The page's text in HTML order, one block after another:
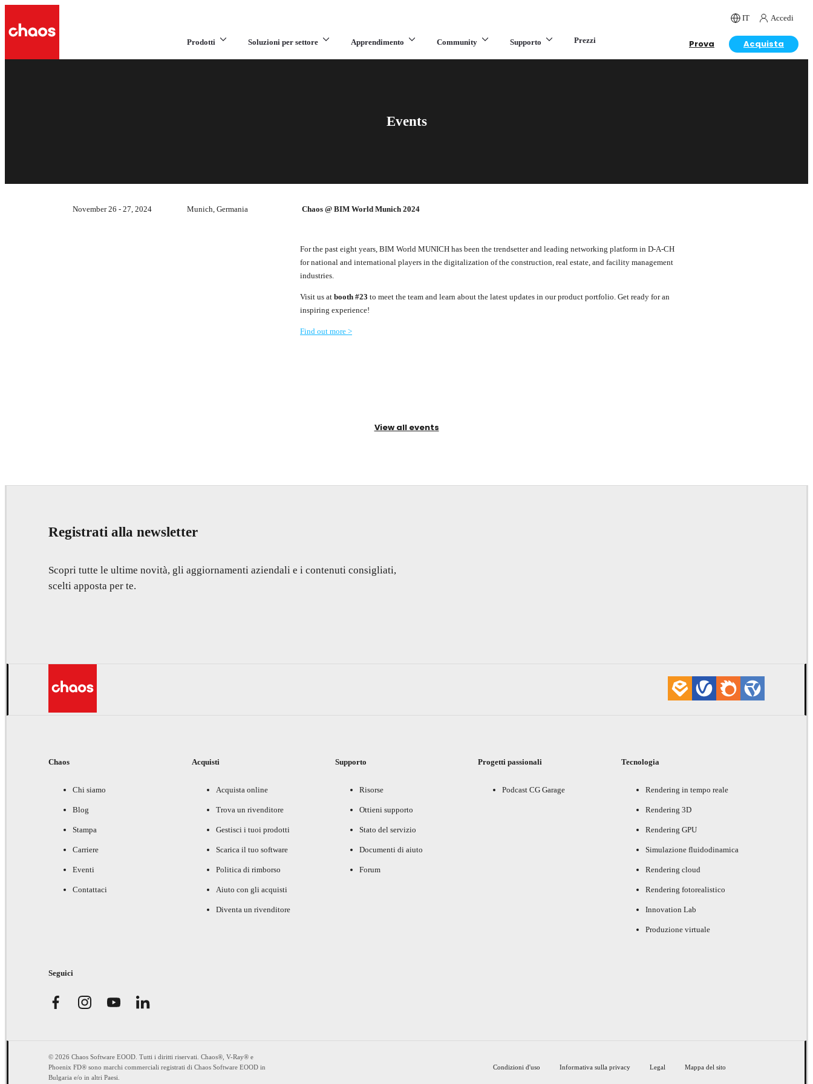
IT Accedi
Prodotti Soluzioni per settore Apprendimento Community Supporto Prezzi Prova Acquista
Events
November 26 - 27, 2024 Munich, Germania Chaos @ BIM World Munich 2024
For the past eight years, BIM World MUNICH has been the trendsetter and leading networking platform in D-A-CH
for national and international players in the digitalization of the construction, real estate, and facility management
industries.
Visit us at booth #23 to meet the team and learn about the latest updates in our product portfolio. Get ready for an
inspiring experience!
Find out more >
View all events
Registrati alla newsletter
Scopri tutte le ultime novità, gli aggiornamenti aziendali e i contenuti consigliati,
scelti apposta per te.
Chaos
Chi siamo
Blog
Stampa
Carriere
Eventi
Contattaci
Acquisti
Acquista online
Trova un rivenditore
Gestisci i tuoi prodotti
Scarica il tuo software
Politica di rimborso
Aiuto con gli acquisti
Diventa un rivenditore
Supporto
Risorse
Ottieni supporto
Stato del servizio
Documenti di aiuto
Forum
Progetti passionali
Podcast CG Garage
Tecnologia
Rendering in tempo reale
Rendering 3D
Rendering GPU
Simulazione fluidodinamica
Rendering cloud
Rendering fotorealistico
Innovation Lab
Produzione virtuale
Seguici
© 2026 Chaos Software EOOD. Tutti i diritti riservati. Chaos®, V-Ray® e
Phoenix FD® sono marchi commerciali registrati di Chaos Software EOOD in
Bulgaria e/o in altri Paesi.
Condizioni d'uso Informativa sulla privacy Legal Mappa del sito